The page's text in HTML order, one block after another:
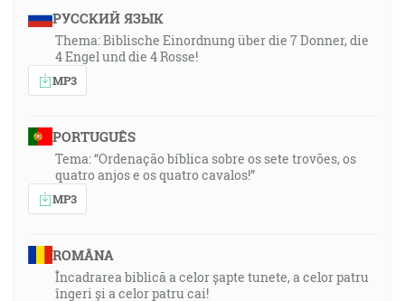
РУССКИЙ ЯЗЫК
Thema: Biblische Einordnung über die 7 Donner, die
4 Engel und die 4 Rosse!
MP3
PORTUGUÊS
Tema: “Ordenação bíblica sobre os sete trovões, os
quatro anjos e os quatro cavalos!”
MP3
ROMÂNA
Încadrarea biblică a celor șapte tunete, a celor patru
îngeri și a celor patru cai!